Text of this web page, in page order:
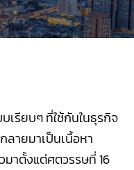
เรียบๆ ที่ใช้กันในธุรกิจ
ายมาเป็นเนื้อหา
าตั้งแต่ศตวรรษที่ 16